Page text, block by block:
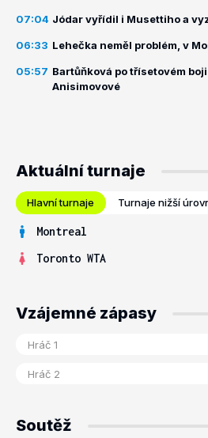
07:04 Jódar vyřídil i Musettiho a
06:33 Lehečka neměl problém, v
05:57 Bartůňková po třísetovém
Anisimovové
Aktuální turnaje
Hlavní turnaje Turnaje nižší
Montreal
Toronto WTA
Vzájemné zápasy
Soutěž